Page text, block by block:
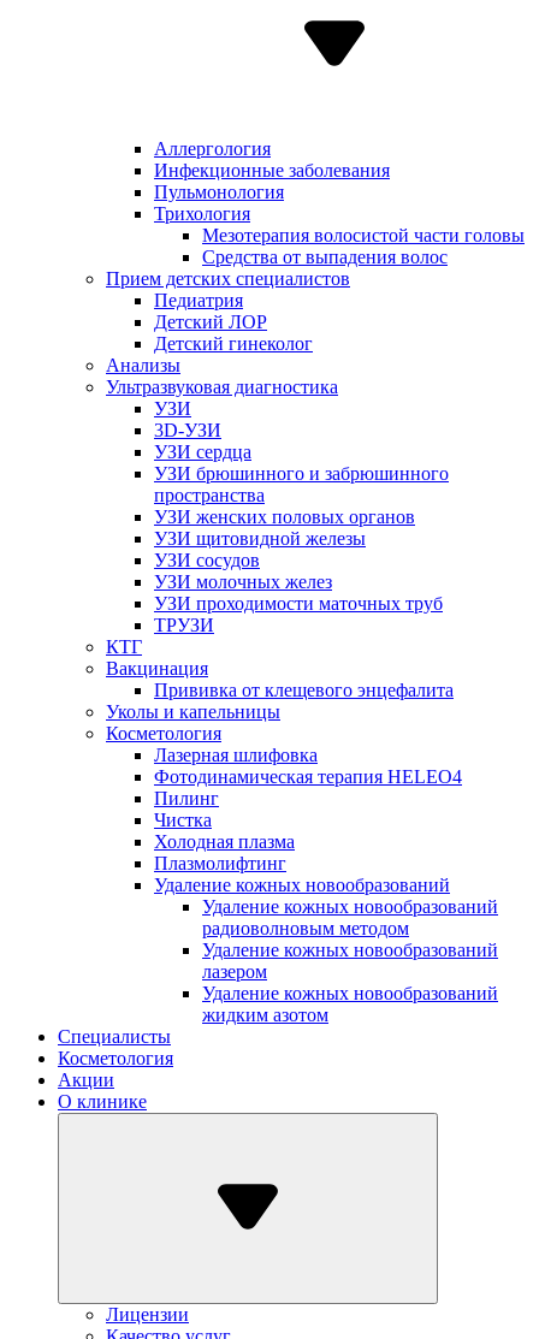
Аллергология
Инфекционные заболевания
Пульмонология
Трихология
Мезотерапия волосистой части головы
Средства от выпадения волос
Прием детских специалистов
Педиатрия
Детский ЛОР
Детский гинеколог
Анализы
Ультразвуковая диагностика
УЗИ
3D-УЗИ
УЗИ сердца
УЗИ брюшинного и забрюшинного
пространства
УЗИ женских половых органов
УЗИ щитовидной железы
УЗИ сосудов
УЗИ молочных желез
УЗИ проходимости маточных труб
ТРУЗИ
КТГ
Вакцинация
Прививка от клещевого энцефалита
Уколы и капельницы
Косметология
Лазерная шлифовка
Фотодинамическая терапия HELEO4
Пилинг
Чистка
Холодная плазма
Плазмолифтинг
Удаление кожных новообразований
Удаление кожных новообразований
радиоволновым методом
Удаление кожных новообразований
лазером
Удаление кожных новообразований
жидким азотом
Специалисты
Косметология
Акции
О клинике
Лицензии